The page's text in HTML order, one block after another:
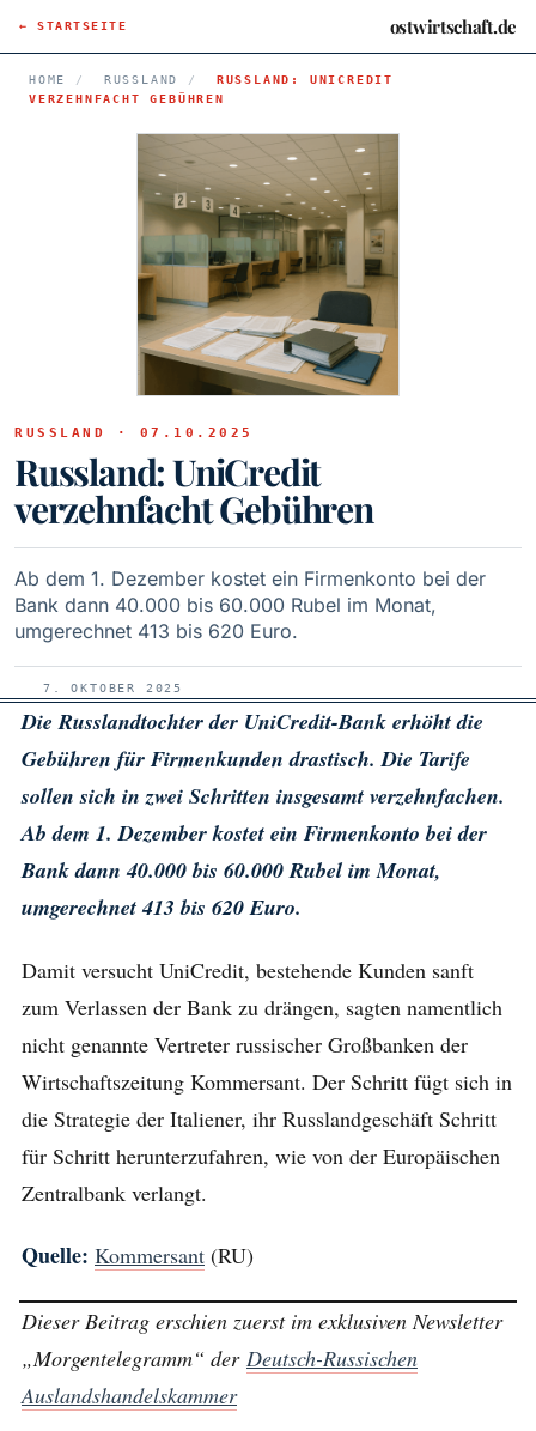
← STARTSEITE ostwirtschaft.de
HOME / RUSSLAND /
RUSSLAND: UNICREDIT
VERZEHNFACHT GEBÜHREN
RUSSLAND · 07.10.2025
Russland: UniCredit
verzehnfacht Gebühren
Ab dem 1. Dezember kostet ein Firmenkonto bei der
Bank dann 40.000 bis 60.000 Rubel im Monat,
umgerechnet 413 bis 620 Euro.
7. OKTOBER 2025
Die Russlandtochter der UniCredit-Bank erhöht die
Gebühren für Firmenkunden drastisch. Die Tarife
sollen sich in zwei Schritten insgesamt verzehnfachen.
Ab dem 1. Dezember kostet ein Firmenkonto bei der
Bank dann 40.000 bis 60.000 Rubel im Monat,
umgerechnet 413 bis 620 Euro.
Damit versucht UniCredit, bestehende Kunden sanft
zum Verlassen der Bank zu drängen, sagten namentlich
nicht genannte Vertreter russischer Großbanken der
Wirtschaftszeitung Kommersant. Der Schritt fügt sich in
die Strategie der Italiener, ihr Russlandgeschäft Schritt
für Schritt herunterzufahren, wie von der Europäischen
Zentralbank verlangt.
Quelle: Kommersant (RU)
Dieser Beitrag erschien zuerst im exklusiven Newsletter
„Morgentelegramm“ der Deutsch-Russischen
Auslandshandelskammer